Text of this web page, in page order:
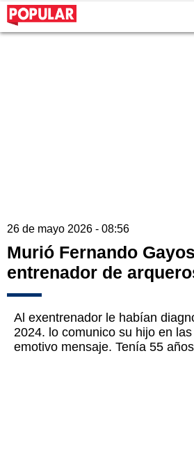
26 de mayo 2026 - 08:56
Murió Fernando
entrenador de
Al exentrenador le habían
2024. lo comunico su hijo en
emotivo mensaje. Tenía 55